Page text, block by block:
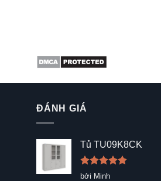
ĐÁNH GIÁ
Tủ TU09K8CK
Được xếp
bởi Minh